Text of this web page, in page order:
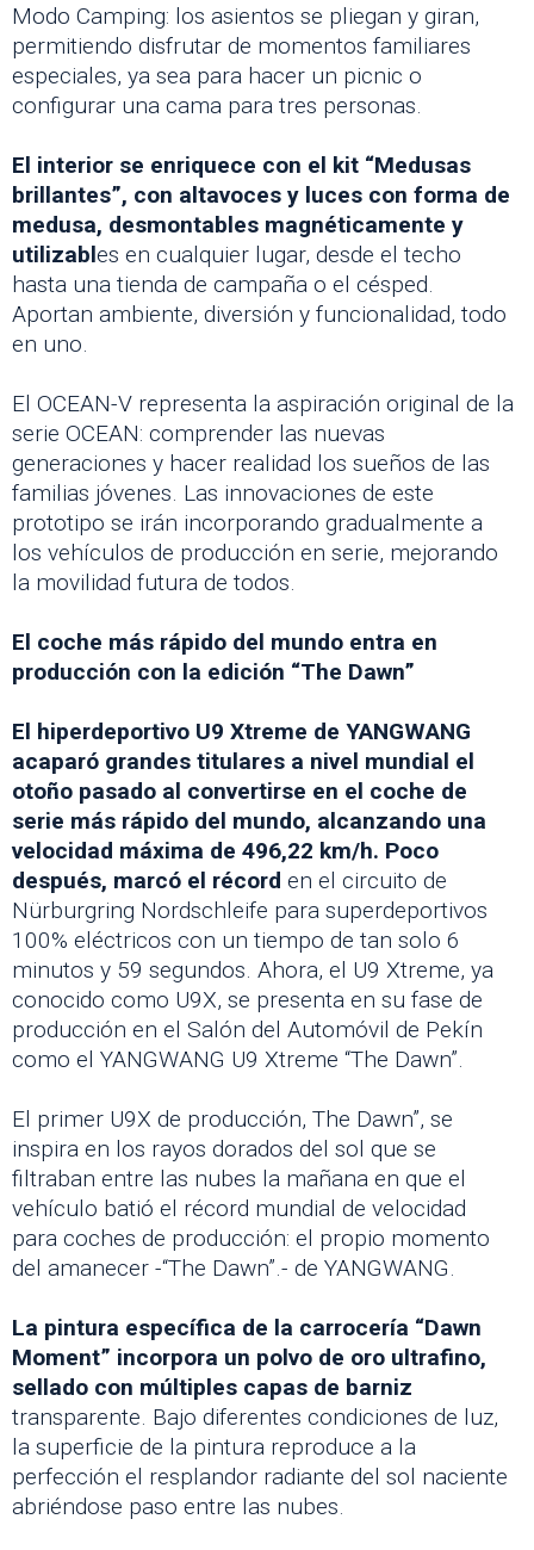
Modo Camping: los asientos se pliegan y giran,
permitiendo disfrutar de momentos familiares
especiales, ya sea para hacer un picnic o
configurar una cama para tres personas.
El interior se enriquece con el kit “Medusas
brillantes”, con altavoces y luces con forma de
medusa, desmontables magnéticamente y
utilizables en cualquier lugar, desde el techo
hasta una tienda de campaña o el césped.
Aportan ambiente, diversión y funcionalidad, todo
en uno.
El OCEAN-V representa la aspiración original de la
serie OCEAN: comprender las nuevas
generaciones y hacer realidad los sueños de las
familias jóvenes. Las innovaciones de este
prototipo se irán incorporando gradualmente a
los vehículos de producción en serie, mejorando
la movilidad futura de todos.
El coche más rápido del mundo entra en
producción con la edición “The Dawn”
El hiperdeportivo U9 Xtreme de YANGWANG
acaparó grandes titulares a nivel mundial el
otoño pasado al convertirse en el coche de
serie más rápido del mundo, alcanzando una
velocidad máxima de 496,22 km/h. Poco
después, marcó el récord en el circuito de
Nürburgring Nordschleife para superdeportivos
100% eléctricos con un tiempo de tan solo 6
minutos y 59 segundos. Ahora, el U9 Xtreme, ya
conocido como U9X, se presenta en su fase de
producción en el Salón del Automóvil de Pekín
como el YANGWANG U9 Xtreme “The Dawn”.
El primer U9X de producción, The Dawn”, se
inspira en los rayos dorados del sol que se
filtraban entre las nubes la mañana en que el
vehículo batió el récord mundial de velocidad
para coches de producción: el propio momento
del amanecer -“The Dawn”.- de YANGWANG.
La pintura específica de la carrocería “Dawn
Moment” incorpora un polvo de oro ultrafino,
sellado con múltiples capas de barniz
transparente. Bajo diferentes condiciones de luz,
la superficie de la pintura reproduce a la
perfección el resplandor radiante del sol naciente
abriéndose paso entre las nubes.